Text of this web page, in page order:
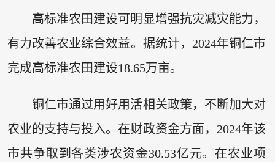
高标准农田建设可明显增强抗灾减灾能力，
有力改善农业综合效益。据统计，2024年铜仁市
完成高标准农田建设18.65万亩。
铜仁市通过用好用活相关政策，不断加大对
农业的支持与投入。在财政资金方面，2024年该
市共争取到各类涉农资金30.53亿元。在农业项